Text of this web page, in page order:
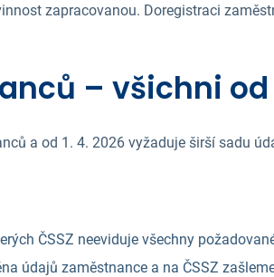
zapracovanou. Doregistraci
– všichni
a od 1. 4. 2026 vyžaduje širší sadu
ČSSZ neeviduje všechny
údajů zaměstnance a na ČSSZ